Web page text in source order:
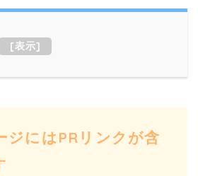
[表示]
ジにはPRリンクが含